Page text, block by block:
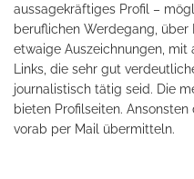
aussagekräftiges Profil –
beruflichen Werdegang,
etwaige Auszeichnungen,
Links, die sehr gut
journalistisch tätig seid. Die
bieten Profilseiten.
vorab per Mail übermitteln.